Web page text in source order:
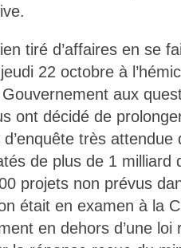
tiré d’affaires en se
22 octobre à
aux
ont décidé de
très attendue
de plus de 1 milliard
projets non prévus
était en examen à la
en dehors d’une loi